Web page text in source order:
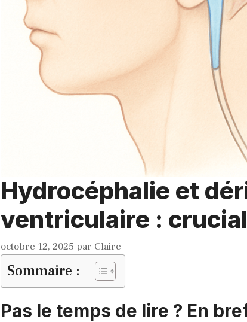
Hydrocéphalie et
ventriculaire :
octobre 12, 2025 par Claire
Sommaire :
Pas le temps de lire ? En